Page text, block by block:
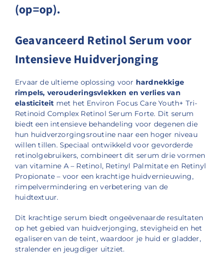
(op=op).
Geavanceerd Retinol Serum voor
Intensieve Huidverjonging
Ervaar de ultieme oplossing voor hardnekkige
rimpels, verouderingsvlekken en verlies van
elasticiteit met het Environ Focus Care Youth+ Tri-
Retinoid Complex Retinol Serum Forte. Dit serum
biedt een intensieve behandeling voor degenen die
hun huidverzorgingsroutine naar een hoger niveau
willen tillen. Speciaal ontwikkeld voor gevorderde
retinolgebruikers, combineert dit serum drie vormen
van vitamine A – Retinol, Retinyl Palmitate en Retinyl
Propionate – voor een krachtige huidvernieuwing,
rimpelvermindering en verbetering van de
huidtextuur.
Dit krachtige serum biedt ongeëvenaarde resultaten
op het gebied van huidverjonging, stevigheid en het
egaliseren van de teint, waardoor je huid er gladder,
stralender en jeugdiger uitziet.